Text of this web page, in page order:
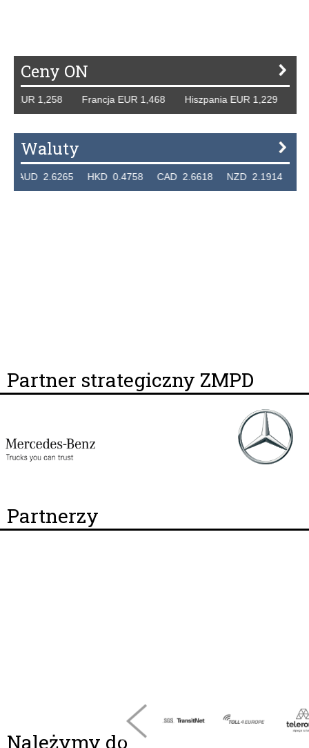
Ceny ON
1,258 Francja EUR 1,468 Hiszpania EUR 1,229 WB
Waluty
2.6265 HKD 0.4758 CAD 2.6618 NZD 2.1914 SGD
Partner strategiczny ZMPD
Partnerzy
Należymy do